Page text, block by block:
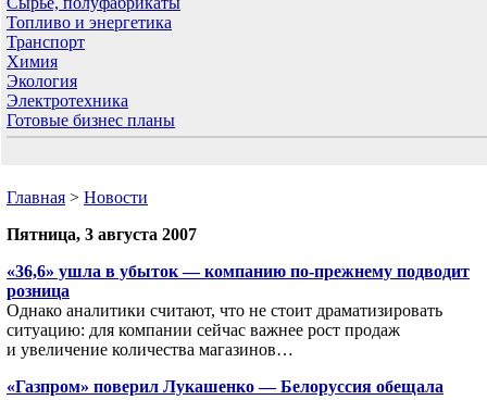
Топливо и энергетика
Транспорт
Химия
Экология
Электротехника
Готовые бизнес планы
Главная > Новости
Пятница, 3 августа 2007
«36,6» ушла в убыток — компанию по-прежнему подводит
розница
Однако аналитики считают, что не стоит драматизировать
ситуацию: для компании сейчас важнее рост продаж
и увеличение количества магазинов…
«Газпром» поверил Лукашенко — Белоруссия обещала